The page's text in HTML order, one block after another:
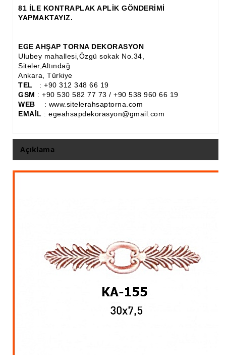
Ayons Baskılı Ahşap Çıta Modelleri
Cibinlik
Cnc Ürün Çeşitleri
Diğer Ahşap Ürünler
Dekoratif Çıta İmalatı, Modelleri
İthal Ahşap Oyma İmalatı
Kapı ve Çerçeve Çıtaları
Kontraplak Aplik İmalatı Modelleri
Köşe ve Kartonpiyer Profilleri
81 İLE KONTRAPLAK APLİK GÖNDERİMİ
YAPMAKTAYIZ.
EGE AHŞAP TORNA DEKORASYON
Ulubey mahallesi,Özgü sokak No.34,
Siteler,Altındağ
Ankara, Türkiye
TEL : +90 312 348 66 19
GSM : +90 530 582 77 73 / +90 538 960 66 19
WEB : www.sitelerahsaptorna.com
EMAİL : egeahsapdekorasyon@gmail.com
Açıklama